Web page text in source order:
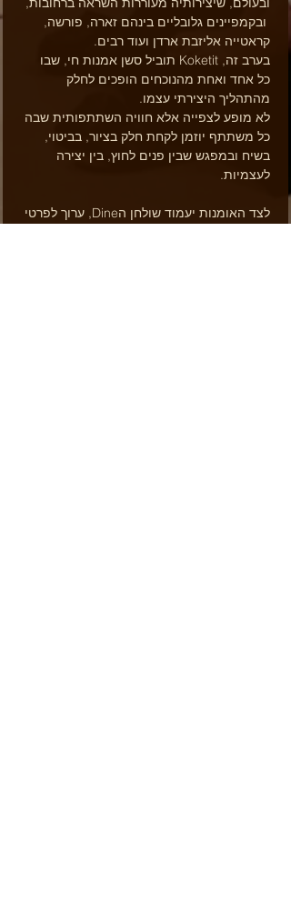
ובקמפיינים גלובליים בינהם זארה, פורשה,
קראטייה אליזבת ארדן ועוד רבים.
בערב זה, Koketit תוביל סשן אמנות חי, שבו
כל אחד ואחת מהנוכחים הופכים לחלק
מהתהליך היצירתי עצמו.
לא מופע לצפייה אלא חוויה השתתפותית שבה
כל משתתף יוזמן לקחת חלק בציור, בביטוי,
בשיח ובמפגש שבין פנים לחוץ, בין יצירה
לעצמיות.
לצד האומנות יעמוד שולחן הDine, ערוך לפרטי